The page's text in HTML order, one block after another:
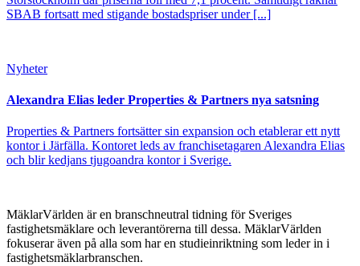
SBAB fortsatt med stigande bostadspriser under [...]
Nyheter
Alexandra Elias leder Properties & Partners nya satsning
Properties & Partners fortsätter sin expansion och etablerar ett nytt
kontor i Järfälla. Kontoret leds av franchisetagaren Alexandra Elias
och blir kedjans tjugoandra kontor i Sverige.
MäklarVärlden är en branschneutral tidning för Sveriges
fastighetsmäklare och leverantörerna till dessa. MäklarVärlden
fokuserar även på alla som har en studieinriktning som leder in i
fastighetsmäklarbranschen.